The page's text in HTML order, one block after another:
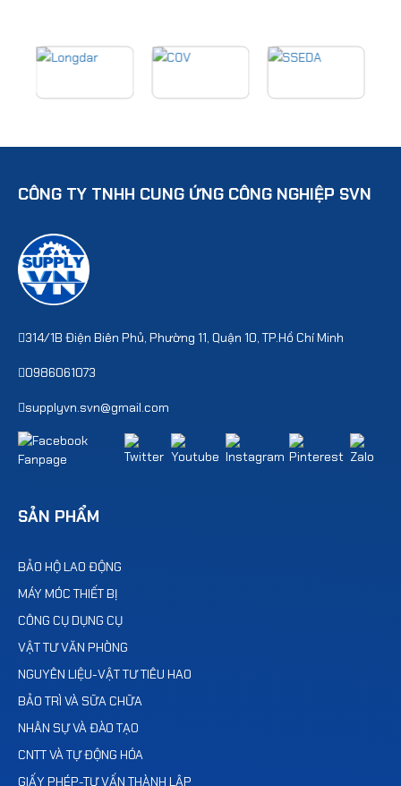
CÔNG TY TNHH CUNG ỨNG CÔNG NGHIỆP SVN
314/1B Điện Biên Phủ, Phường 11, Quận 10, TP.Hồ Chí Minh
0986061073
supplyvn.svn@gmail.com
SẢN PHẨM
BẢO HỘ LAO ĐỘNG
MÁY MÓC THIẾT BỊ
CÔNG CỤ DỤNG CỤ
VẬT TƯ VĂN PHÒNG
NGUYÊN LIỆU-VẬT TƯ TIÊU HAO
BẢO TRÌ VÀ SỮA CHỮA
NHÂN SỰ VÀ ĐÀO TẠO
CNTT VÀ TỰ ĐỘNG HÓA
GIẤY PHÉP-TƯ VẤN THÀNH LẬP